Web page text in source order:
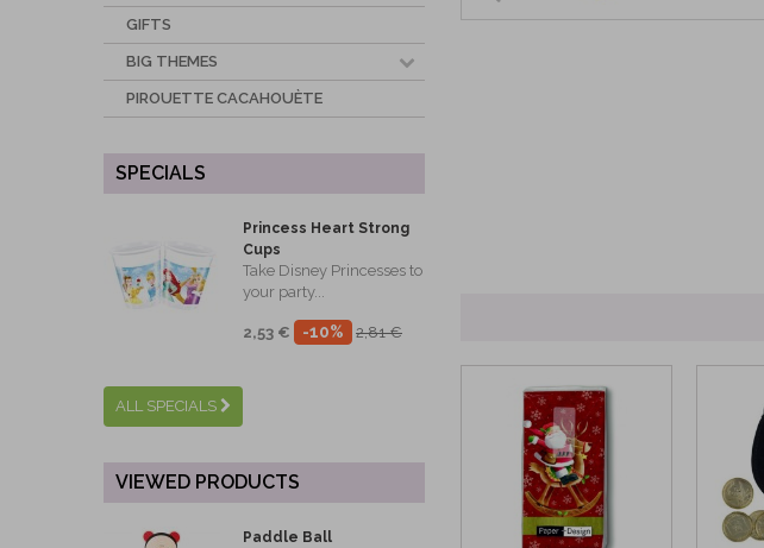
GIFTS
BIG THEMES
PIROUETTE CACAHOUÈTE
SPECIALS
Princess Heart Strong
Cups
Take Disney Princesses to
your party...
2,53 € -10% 2,81 €
ALL SPECIALS
VIEWED PRODUCTS
Paddle Ball